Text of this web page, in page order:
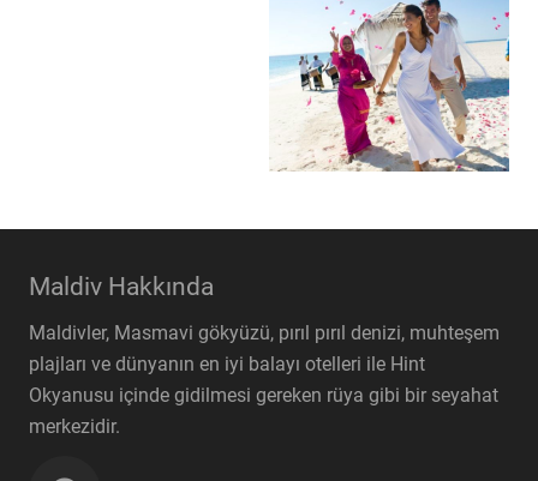
Maldiv Hakkında
Maldivler, Masmavi gökyüzü, pırıl pırıl denizi, muhteşem
plajları ve dünyanın en iyi balayı otelleri ile Hint
Okyanusu içinde gidilmesi gereken rüya gibi bir seyahat
merkezidir.